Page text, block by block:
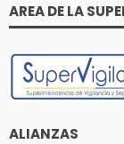
AREA DE LA
ALIANZAS